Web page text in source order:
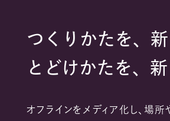
つくりかたを、新
とどけかたを、新
オフラインをメディア化し、場